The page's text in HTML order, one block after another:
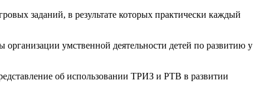
заданий, в результате которых практически каждый
умственной деятельности детей по развитию у
об использовании ТРИЗ и РТВ в развитии